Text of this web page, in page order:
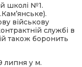
школі №1.
військову
службі в
також боронить
липня у м.